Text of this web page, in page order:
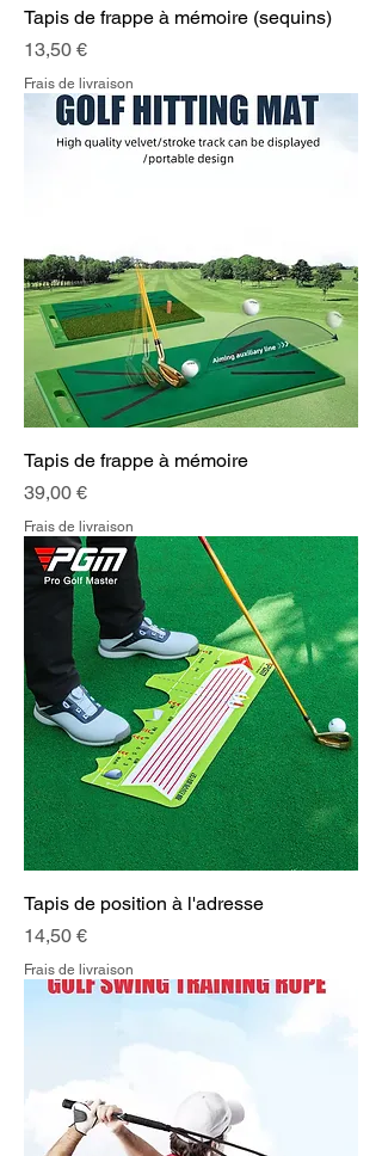
Tapis de frappe à mémoire (sequins)
Prix
13,50 €
Frais de livraison
Tapis de frappe à mémoire
Prix
39,00 €
Frais de livraison
Tapis de position à l'adresse
Prix
14,50 €
Frais de livraison